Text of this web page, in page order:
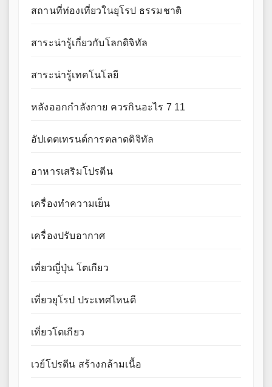
สถานที่ท่องเที่ยวในยุโรป ธรรมชาติ
สาระน่ารู้เกี่ยวกับโลกดิจิทัล
สาระน่ารู้เทคโนโลยี
หลังออกกําลังกาย ควรกินอะไร 7 11
อัปเดตเทรนด์การตลาดดิจิทัล
อาหารเสริมโปรตีน
เครื่องทำความเย็น
เครื่องปรับอากาศ
เที่ยวญี่ปุ่น โตเกียว
เที่ยวยุโรป ประเทศไหนดี
เที่ยวโตเกียว
เวย์โปรตีน สร้างกล้ามเนื้อ